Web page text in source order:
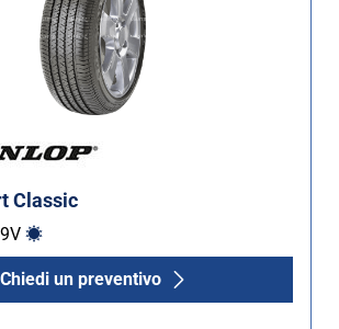
Classic
V
Chiedi un preventivo